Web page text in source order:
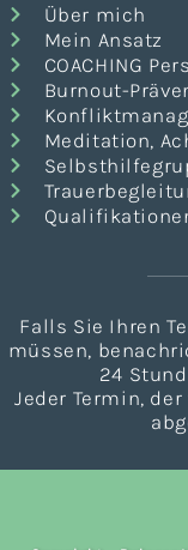
Über mich
Mein Ansatz
COACHING
Burnout-
Meditation,
Falls Sie Ihren
müssen,
24
Jeder Termin,